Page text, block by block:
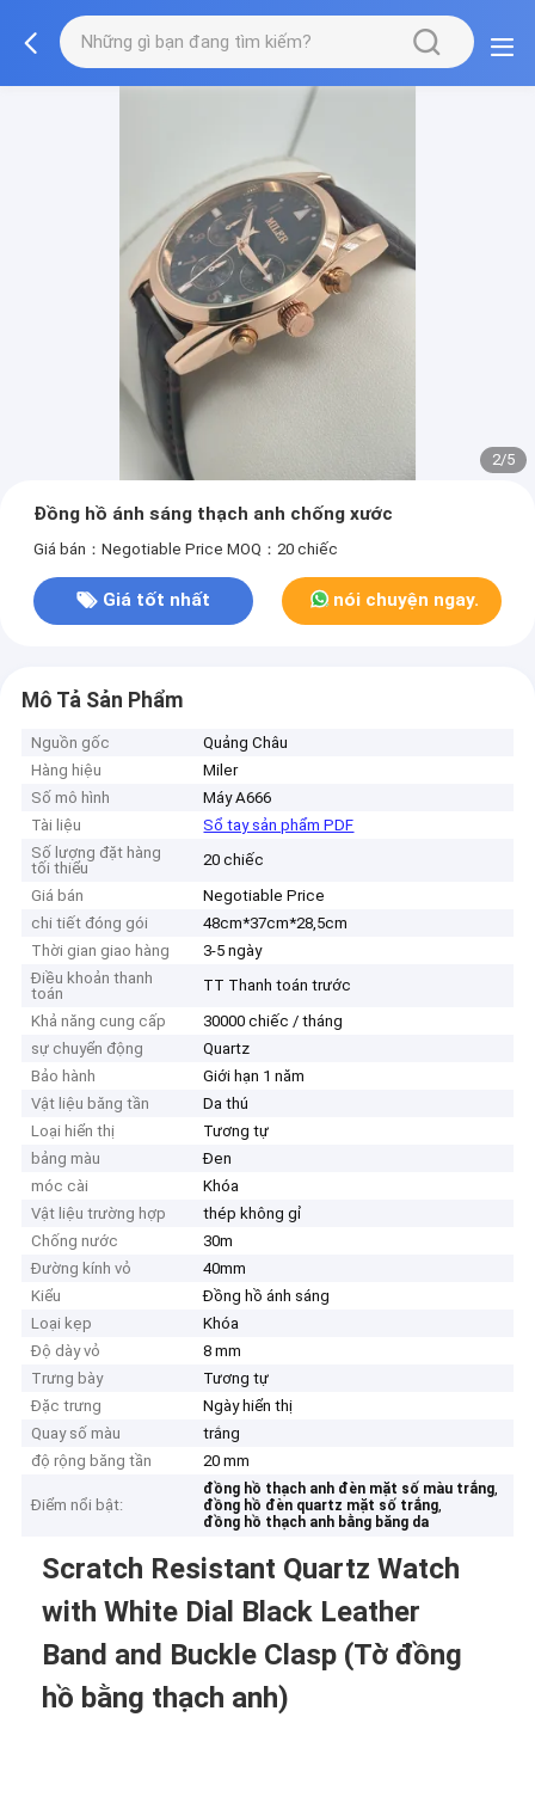
2/5
Đồng hồ ánh sáng thạch anh chống xước
Giá bán：Negotiable Price MOQ：20 chiếc
Giá tốt nhất nói chuyện ngay.
Mô Tả Sản Phẩm
Nguồn gốc
Quảng Châu
Hàng hiệu
Miler
Số mô hình
Máy A666
Tài liệu
Sổ tay sản phẩm PDF
Số lượng đặt hàng
tối thiểu
20 chiếc
Giá bán
Negotiable Price
chi tiết đóng gói
48cm*37cm*28,5cm
Thời gian giao hàng
3-5 ngày
Điều khoản thanh
toán
TT Thanh toán trước
Khả năng cung cấp
30000 chiếc / tháng
sự chuyển động
Quartz
Bảo hành
Giới hạn 1 năm
Vật liệu băng tần
Da thú
Loại hiển thị
Tương tự
bảng màu
Đen
móc cài
Khóa
Vật liệu trường hợp
thép không gỉ
Chống nước
30m
Đường kính vỏ
40mm
Kiểu
Đồng hồ ánh sáng
Loại kẹp
Khóa
Độ dày vỏ
8 mm
Trưng bày
Tương tự
Đặc trưng
Ngày hiển thị
Quay số màu
trắng
độ rộng băng tần
20 mm
Điểm nổi bật:
đồng hồ thạch anh đèn mặt số màu trắng,
đồng hồ đèn quartz mặt số trắng,
đồng hồ thạch anh bằng băng da
Scratch Resistant Quartz Watch
with White Dial Black Leather
Band and Buckle Clasp (Tờ đồng
hồ bằng thạch anh)